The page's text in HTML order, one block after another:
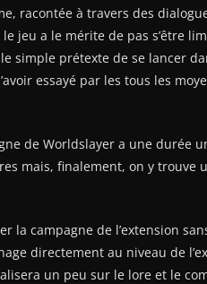
racontée à travers des
jeu a le mérite de pas s’être
simple prétexte de se lancer
essayé par les tous les
de Worldslayer a une
mais, finalement, on y trouve
la campagne de l’extension
directement au niveau de
un peu sur le lore et le